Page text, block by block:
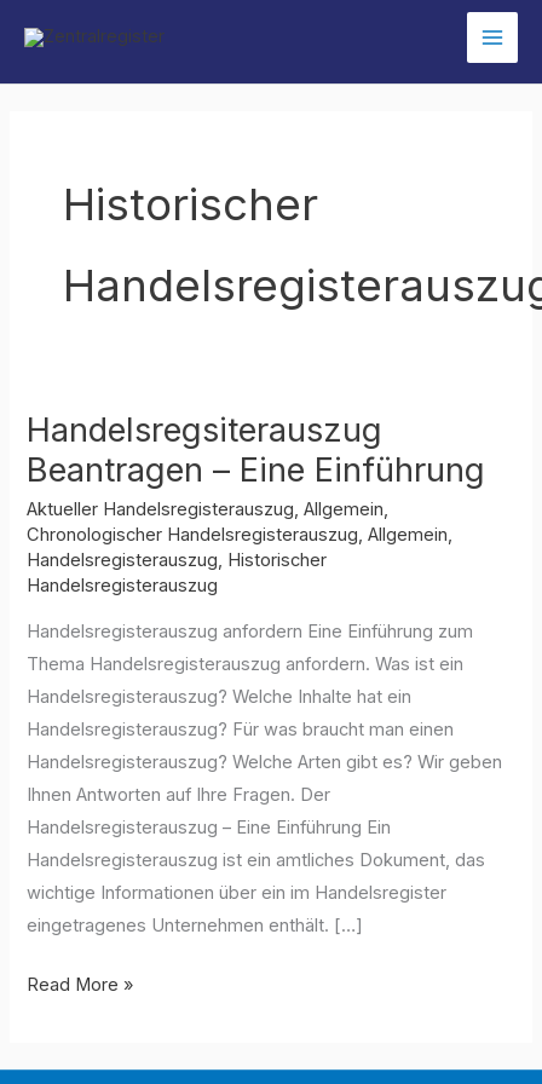
Inhalt
springen
Historischer
Handelsregsiterauszug
Beantragen – Eine Einführung
Aktueller Handelsregisterauszug,Allgemein,
Chronologischer Handelsregisterauszug,Allgemein,
Handelsregisterauszug, Historischer
Handelsregisterauszug
Handelsregisterauszug anfordern Eine Einführung zum
Thema Handelsregisterauszug anfordern. Was ist ein
Handelsregisterauszug? Welche Inhalte hat ein
Handelsregisterauszug? Für was braucht man einen
Handelsregisterauszug? Welche Arten gibt es? Wir geben
Ihnen Antworten auf Ihre Fragen. Der
Handelsregisterauszug – Eine Einführung Ein
Handelsregisterauszug ist ein amtliches Dokument, das
wichtige Informationen über ein im Handelsregister
eingetragenes Unternehmen enthält. […]
Handelsregsiterauszug
Read More »